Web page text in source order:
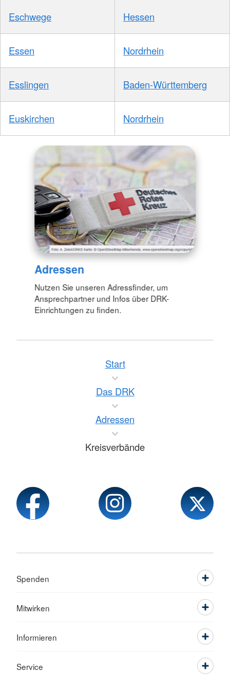
Eschwege Hessen
Essen Nordrhein
Esslingen Baden-Württemberg
Euskirchen Nordrhein
Adressen
Nutzen Sie unseren Adressfinder, um
Ansprechpartner und Infos über DRK-
Einrichtungen zu finden.
Start
Das DRK
Adressen
Kreisverbände
Spenden
Mitwirken
Informieren
Service